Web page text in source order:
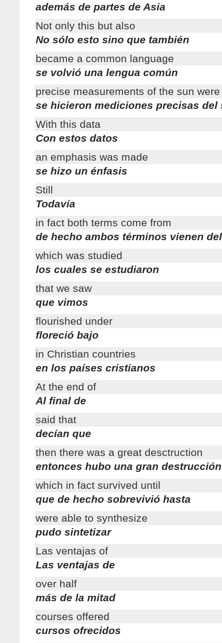
además de partes de Asia
Not only this but also
No sólo esto sino que también
became a common language
se volvió una lengua común
precise measurements of the sun
se hicieron mediciones precisas del
With this data
Con estos datos
an emphasis was made
se hizo un énfasis
Still
Todavía
in fact both terms come from
de hecho ambos términos vienen del
which was studied
los cuales se estudiaron
that we saw
que vimos
flourished under
floreció bajo
in Christian countries
en los países cristianos
At the end of
Al final de
said that
decían que
then there was a great desctruction
entonces hubo una gran destrucción
which in fact survived until
que de hecho sobrevivió hasta
were able to synthesize
pudo sintetizar
Las ventajas of
Las ventajas de
over half
más de la mitad
courses offered
cursos ofrecidos